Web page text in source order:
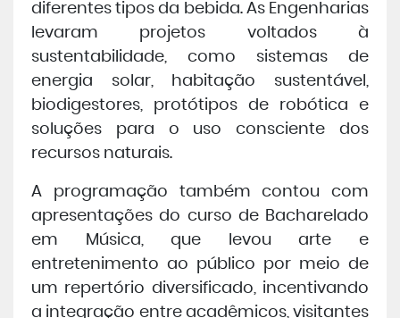
diferentes tipos da bebida. As Engenharias
levaram projetos voltados à
sustentabilidade, como sistemas de
energia solar, habitação sustentável,
biodigestores, protótipos de robótica e
soluções para o uso consciente dos
recursos naturais.
A programação também contou com
apresentações do curso de Bacharelado
em Música, que levou arte e
entretenimento ao público por meio de
um repertório diversificado, incentivando
a integração entre acadêmicos, visitantes